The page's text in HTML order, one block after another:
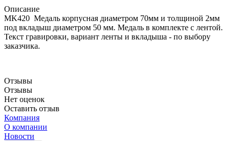
Описание
MK420 Медаль корпусная диаметром 70мм и толщиной 2мм
под вкладыш диаметром 50 мм. Медаль в комплекте с лентой.
Текст гравировки, вариант ленты и вкладыша - по выбору
заказчика.
Отзывы
Отзывы
Нет оценок
Оставить отзыв
Компания
О компании
Новости